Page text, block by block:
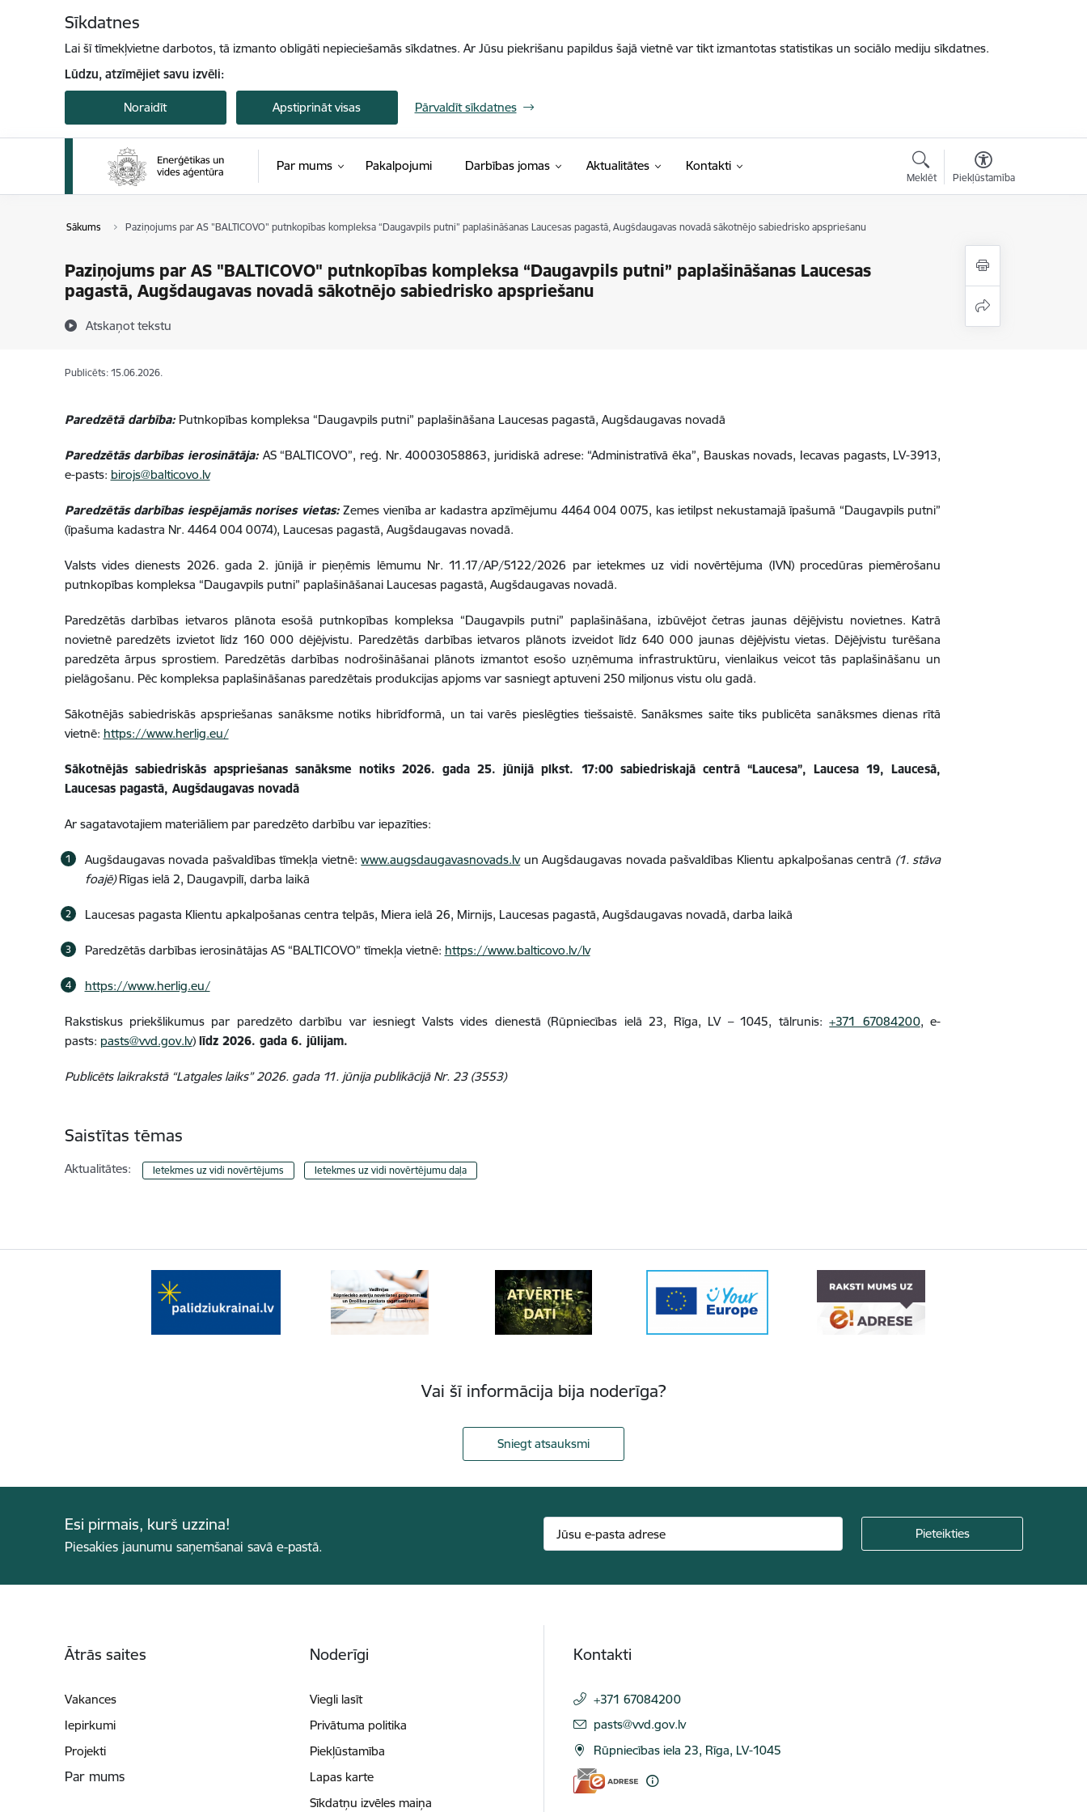
Sīkdatnes
Lai šī tīmekļvietne darbotos, tā izmanto obligāti nepieciešamās sīkdatnes. Ar Jūsu piekrišanu papildus šajā vietnē var tikt izmantotas statistikas un sociālo mediju sīkdatnes.
Lūdzu, atzīmējiet savu izvēli:
Noraidīt Apstiprināt visas Pārvaldīt sīkdatnes
Par mums Pakalpojumi Darbības jomas Aktualitātes Kontakti
Meklēt Piekļūstamība
Sākums Paziņojums par AS "BALTICOVO" putnkopības kompleksa “Daugavpils putni” paplašināšanas Laucesas pagastā, Augšdaugavas novadā sākotnējo sabiedrisko apspriešanu
Paziņojums par AS "BALTICOVO" putnkopības kompleksa “Daugavpils putni” paplašināšanas Laucesas
pagastā, Augšdaugavas novadā sākotnējo sabiedrisko apspriešanu
Atskaņot tekstu
Publicēts: 15.06.2026.
Paredzētā darbība:Putnkopības kompleksa “Daugavpils putni” paplašināšana Laucesas pagastā, Augšdaugavas novadā
Paredzētās darbības ierosinātāja:AS “BALTICOVO”, reģ. Nr. 40003058863, juridiskā adrese: “Administratīvā ēka”, Bauskas novads, Iecavas pagasts, LV-3913,
e-pasts: birojs@balticovo.lv
Paredzētās darbības iespējamās norises vietas:Zemes vienība ar kadastra apzīmējumu 4464 004 0075, kas ietilpst nekustamajā īpašumā “Daugavpils putni”
(īpašuma kadastra Nr. 4464 004 0074), Laucesas pagastā, Augšdaugavas novadā.
Valsts vides dienests 2026. gada 2. jūnijā ir pieņēmis lēmumu Nr. 11.17/AP/5122/2026 par ietekmes uz vidi novērtējuma (IVN) procedūras piemērošanu
putnkopības kompleksa “Daugavpils putni” paplašināšanai Laucesas pagastā, Augšdaugavas novadā.
Paredzētās darbības ietvaros plānota esošā putnkopības kompleksa “Daugavpils putni” paplašināšana, izbūvējot četras jaunas dējējvistu novietnes. Katrā
novietnē paredzēts izvietot līdz 160 000 dējējvistu. Paredzētās darbības ietvaros plānots izveidot līdz 640 000 jaunas dējējvistu vietas. Dējējvistu turēšana
paredzēta ārpus sprostiem. Paredzētās darbības nodrošināšanai plānots izmantot esošo uzņēmuma infrastruktūru, vienlaikus veicot tās paplašināšanu un
pielāgošanu. Pēc kompleksa paplašināšanas paredzētais produkcijas apjoms var sasniegt aptuveni 250 miljonus vistu olu gadā.
Sākotnējās sabiedriskās apspriešanas sanāksme notiks hibrīdformā, un tai varēs pieslēgties tiešsaistē. Sanāksmes saite tiks publicēta sanāksmes dienas rītā
vietnē: https://www.herlig.eu/
Sākotnējās sabiedriskās apspriešanas sanāksme notiks 2026. gada 25. jūnijā plkst. 17:00 sabiedriskajā centrā “Laucesa”, Laucesa 19, Laucesā,
Laucesas pagastā, Augšdaugavas novadā
Ar sagatavotajiem materiāliem par paredzēto darbību var iepazīties:
Augšdaugavas novada pašvaldības tīmekļa vietnē:www.augsdaugavasnovads.lvun Augšdaugavas novada pašvaldības Klientu apkalpošanas centrā (1. stāva
foajē)Rīgas ielā 2, Daugavpilī, darba laikā
Laucesas pagasta Klientu apkalpošanas centra telpās, Miera ielā 26, Mirnijs, Laucesas pagastā, Augšdaugavas novadā, darba laikā
Paredzētās darbības ierosinātājas AS “BALTICOVO” tīmekļa vietnē: https://www.balticovo.lv/lv
https://www.herlig.eu/
Rakstiskus priekšlikumus par paredzēto darbību var iesniegt Valsts vides dienestā (Rūpniecības ielā 23, Rīga, LV – 1045, tālrunis:+371 67084200, e-
pasts: pasts@vvd.gov.lv) līdz 2026. gada 6. jūlijam.
Publicēts laikrakstā “Latgales laiks” 2026. gada 11. jūnija publikācijā Nr. 23 (3553)
Saistītas tēmas
Aktualitātes: Ietekmes uz vidi novērtējums Ietekmes uz vidi novērtējumu daļa
Vai šī informācija bija noderīga?
Sniegt atsauksmi
Esi pirmais, kurš uzzina!
Piesakies jaunumu saņemšanai savā e-pastā.
Ātrās saites
Vakances
Iepirkumi
Projekti
Par mums
Noderīgi
Viegli lasīt
Privātuma politika
Piekļūstamība
Lapas karte
Sīkdatņu izvēles maiņa
Kontakti
+371 67084200
E-pasts:
pasts@vvd.gov.lv
Rūpniecības iela 23, Rīga, LV-1045